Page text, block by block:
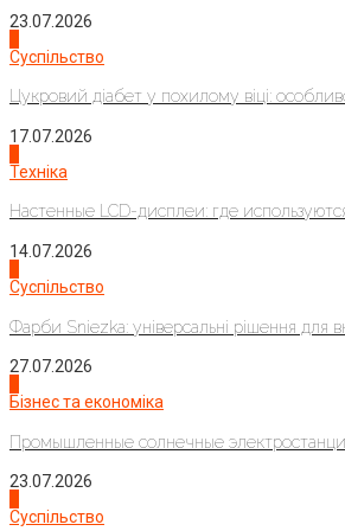
23.07.2026
Суспільство
Цукровий діабет у похилому віці:
17.07.2026
Техніка
Настенные LCD-дисплеи: где
14.07.2026
Суспільство
Фарби Sniezka: універсальні рішення для
27.07.2026
Бізнес та економіка
Промышленные солнечные
23.07.2026
Суспільство